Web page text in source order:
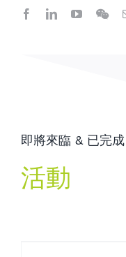
即將來臨 & 已完成
活動